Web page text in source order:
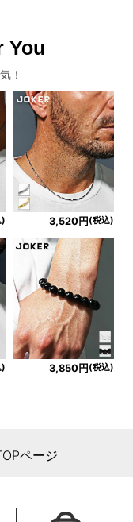
You
！
) 3,520円 (税込)
) 3,850円 (税込)
ページ